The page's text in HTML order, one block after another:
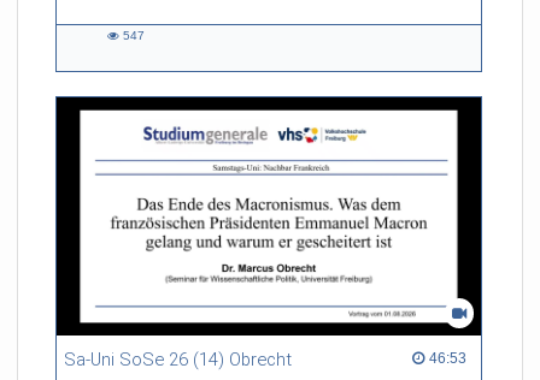
547
Sa-Uni SoSe 26 (14) Obrecht 46:53
46:53 duration